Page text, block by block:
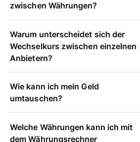
zwischen Währungen?
Warum unterscheidet sich der
Wechselkurs zwischen einzelnen
Anbietern?
Wie kann ich mein Geld
umtauschen?
Welche Währungen kann ich mit
dem Währungsrechner